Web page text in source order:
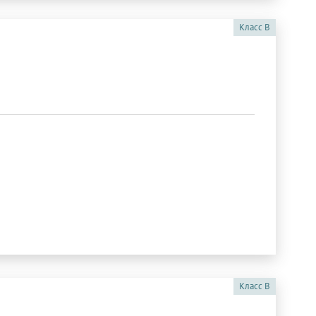
Класс B
Класс B